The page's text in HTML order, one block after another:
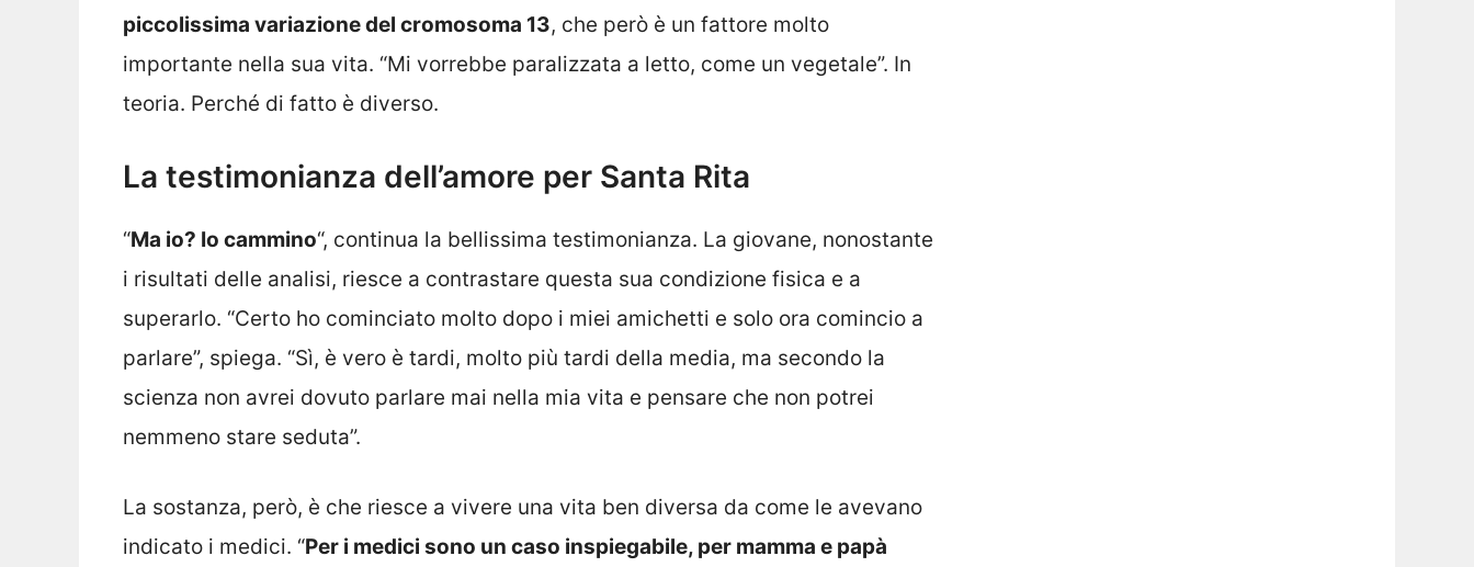
piccolissima variazione del cromosoma 13, che però è un fattore molto
importante nella sua vita. “Mi vorrebbe paralizzata a letto, come un vegetale”. In
teoria. Perché di fatto è diverso.
La testimonianza dell’amore per Santa Rita
“Ma io? Io cammino“, continua la bellissima testimonianza. La giovane, nonostante
i risultati delle analisi, riesce a contrastare questa sua condizione fisica e a
superarlo. “Certo ho cominciato molto dopo i miei amichetti e solo ora comincio a
parlare”, spiega. “Sì, è vero è tardi, molto più tardi della media, ma secondo la
scienza non avrei dovuto parlare mai nella mia vita e pensare che non potrei
nemmeno stare seduta”.
La sostanza, però, è che riesce a vivere una vita ben diversa da come le avevano
indicato i medici. “Per i medici sono un caso inspiegabile, per mamma e papà